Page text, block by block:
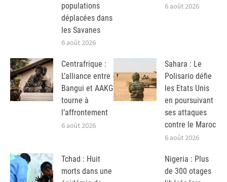
populations
déplacées dans
les Savanes
6 août 2026
6 août 2026
Centrafrique :
L’alliance entre
Bangui et AAKG
tourne à
l’affrontement
6 août 2026
Sahara : Le
Polisario défie
les Etats Unis
en poursuivant
ses attaques
contre le Maroc
6 août 2026
Tchad : Huit
morts dans une
Nigeria : Plus
de 300 otages